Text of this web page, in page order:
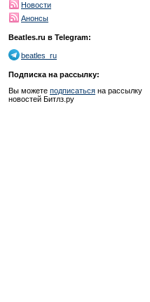
Новости
Анонсы
Beatles.ru в Telegram:
beatles_ru
Подписка на рассылку:
Вы можете подписаться на рассылку
новостей Битлз.ру